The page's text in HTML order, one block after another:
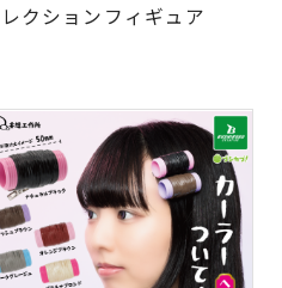
クションフィギュア